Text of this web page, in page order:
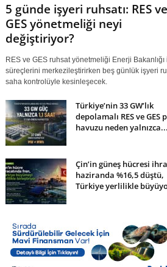
5 günde işyeri ruhsatı: RES ve
GES yönetmeliği neyi
değiştiriyor?
RES ve GES ruhsat yönetmeliği Enerji Bakanlığı
süreçlerini merkezileştirirken beş günlük işyeri
saha kontrolüyle kesinleşecek.
Türkiye’nin 33 GW’lık
depolamalı RES ve GES
havuzu neden yalnızca...
Çin’in güneş hücresi
haziranda %16,5 düştü,
Türkiye yerlilikle